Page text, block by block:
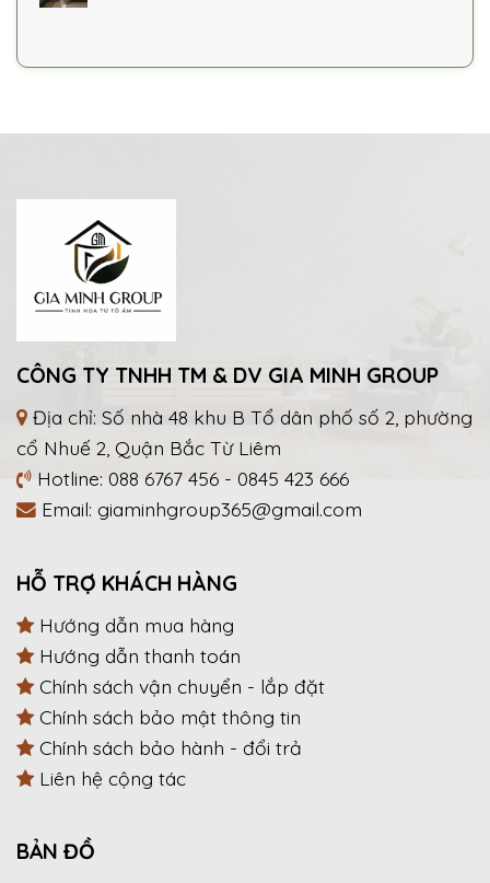
CÔNG TY TNHH TM & DV GIA MINH GROUP
Địa chỉ: Số nhà 48 khu B Tổ dân phố số 2, phường
cổ Nhuế 2, Quận Bắc Từ Liêm
Hotline: 088 6767 456 - 0845 423 666
Email: giaminhgroup365@gmail.com
HỖ TRỢ KHÁCH HÀNG
Hướng dẫn mua hàng
Hướng dẫn thanh toán
Chính sách vận chuyển - lắp đặt
Chính sách bảo mật thông tin
Chính sách bảo hành - đổi trả
Liên hệ cộng tác
BẢN ĐỒ